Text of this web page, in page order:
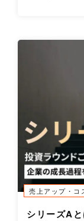
シリーズA
売上アップ・コ